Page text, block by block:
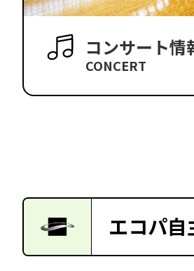
コンサート情
CONCERT
エコパ自